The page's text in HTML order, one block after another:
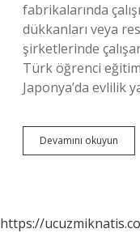
fabrikalarında
dükkanları veya
şirketlerinde
Türk öğrenci eğitim
Japonya’da evlilik
Devamını okuyun
https://